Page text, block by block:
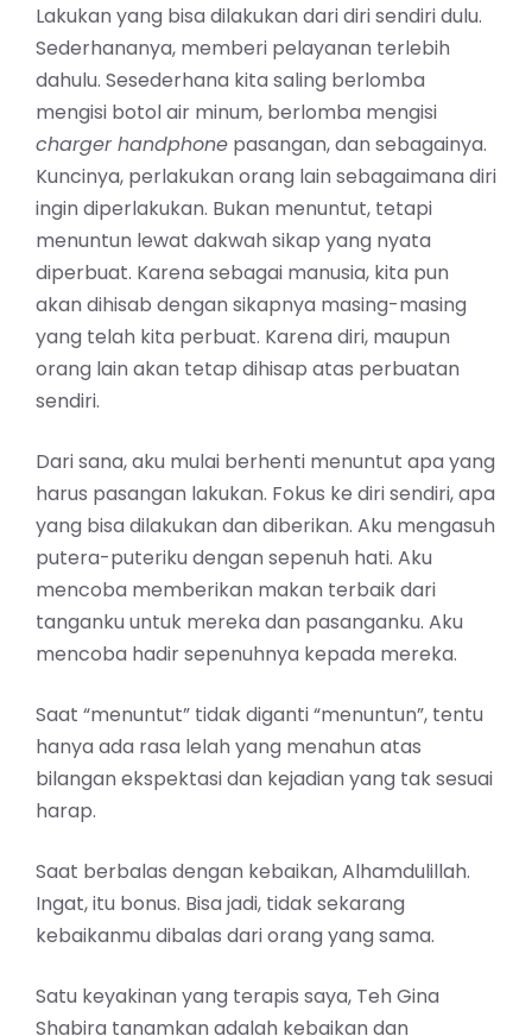
Lakukan yang bisa dilakukan dari diri sendiri dulu.
Sederhananya, memberi pelayanan terlebih
dahulu. Sesederhana kita saling berlomba
mengisi botol air minum, berlomba mengisi
charger handphone pasangan, dan sebagainya.
Kuncinya, perlakukan orang lain sebagaimana diri
ingin diperlakukan. Bukan menuntut, tetapi
menuntun lewat dakwah sikap yang nyata
diperbuat. Karena sebagai manusia, kita pun
akan dihisab dengan sikapnya masing-masing
yang telah kita perbuat. Karena diri, maupun
orang lain akan tetap dihisap atas perbuatan
sendiri.
Dari sana, aku mulai berhenti menuntut apa yang
harus pasangan lakukan. Fokus ke diri sendiri, apa
yang bisa dilakukan dan diberikan. Aku mengasuh
putera-puteriku dengan sepenuh hati. Aku
mencoba memberikan makan terbaik dari
tanganku untuk mereka dan pasanganku. Aku
mencoba hadir sepenuhnya kepada mereka.
Saat “menuntut” tidak diganti “menuntun”, tentu
hanya ada rasa lelah yang menahun atas
bilangan ekspektasi dan kejadian yang tak sesuai
harap.
Saat berbalas dengan kebaikan, Alhamdulillah.
Ingat, itu bonus. Bisa jadi, tidak sekarang
kebaikanmu dibalas dari orang yang sama.
Satu keyakinan yang terapis saya, Teh Gina
Shabira tanamkan adalah kebaikan dan